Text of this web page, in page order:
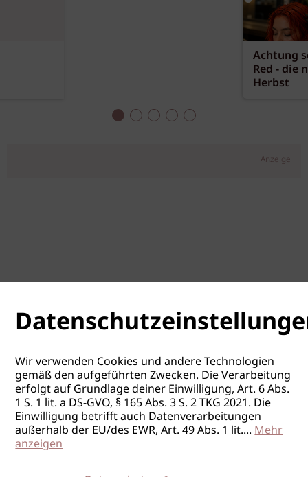
Achtung
Red - die
Herbst
Anzeige
Wir verwenden Cookies und andere Technologien
gemäß den aufgeführten Zwecken. Die Verarbeitung
erfolgt auf Grundlage deiner Einwilligung, Art. 6 Abs.
1 S. 1 lit. a DS-GVO, § 165 Abs. 3 S. 2 TKG 2021. Die
Einwilligung betrifft auch Datenverarbeitungen
außerhalb der EU/des EWR, Art. 49 Abs. 1 lit....Mehr
anzeigen